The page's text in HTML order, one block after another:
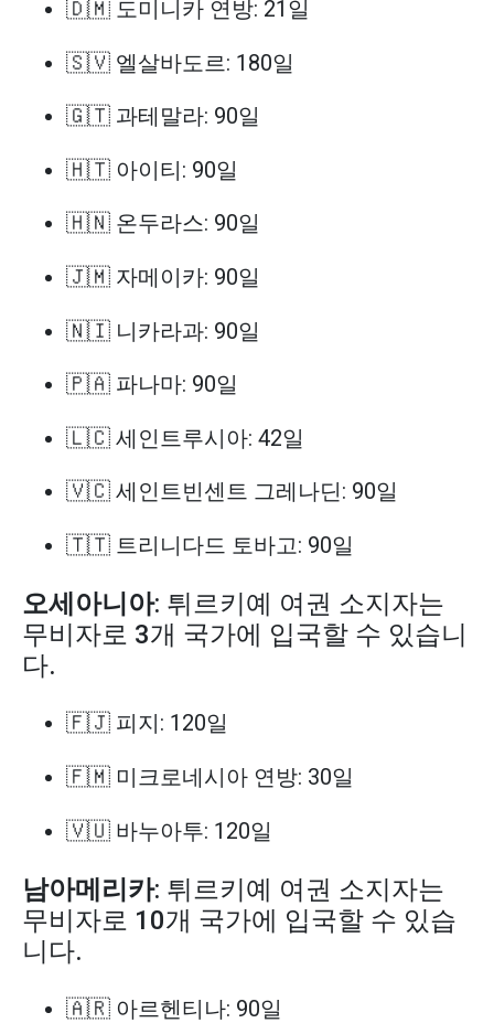
🇩🇲 도미니카 연방: 21일
🇸🇻 엘살바도르: 180일
🇬🇹 과테말라: 90일
🇭🇹 아이티: 90일
🇭🇳 온두라스: 90일
🇯🇲 자메이카: 90일
🇳🇮 니카라과: 90일
🇵🇦 파나마: 90일
🇱🇨 세인트루시아: 42일
🇻🇨 세인트빈센트 그레나딘: 90일
🇹🇹 트리니다드 토바고: 90일
오세아니아: 튀르키예 여권 소지자는
무비자로 3개 국가에 입국할 수 있습니
다.
🇫🇯 피지: 120일
🇫🇲 미크로네시아 연방: 30일
🇻🇺 바누아투: 120일
남아메리카: 튀르키예 여권 소지자는
무비자로 10개 국가에 입국할 수 있습
니다.
🇦🇷 아르헨티나: 90일